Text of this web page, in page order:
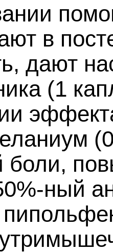
в
дают
(1
боли,
ный